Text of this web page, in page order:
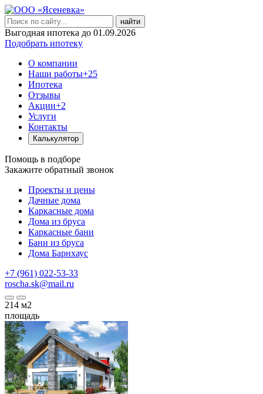
найти
Выгодная ипотека до 01.09.2026
Подобрать ипотеку
О компании
Наши работы+25
Ипотека
Отзывы
Акции+2
Услуги
Контакты
Калькулятор
Помощь в подборе
Закажите обратный звонок
Проекты и цены
Дачные дома
Каркасные дома
Дома из бруса
Каркасные бани
Бани из бруса
Дома Барнхаус
+7 (961) 022-53-33
roscha.sk@mail.ru
214 м2
площадь